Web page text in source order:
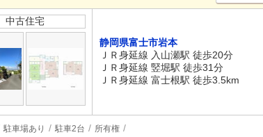
中古住宅
静岡県富士市岩本
ＪＲ身延線 入山瀬駅 徒歩20分
ＪＲ身延線 竪堀駅 徒歩31分
ＪＲ身延線 富士根駅 徒歩3.5km
駐車場あり 駐車2台 所有権